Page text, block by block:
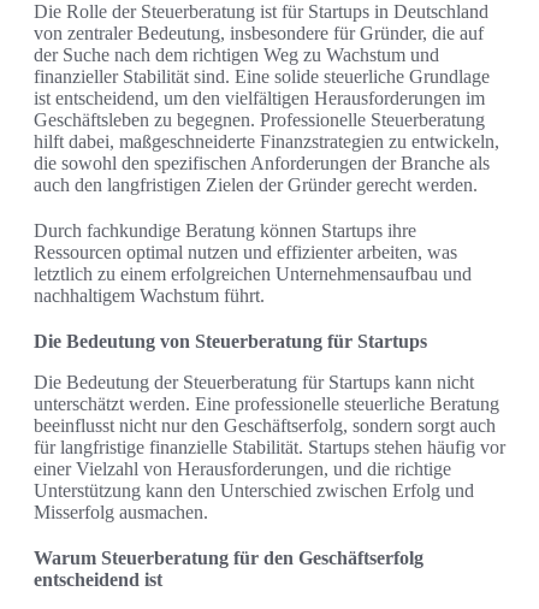
Die Rolle der Steuerberatung ist für Startups in Deutschland
von zentraler Bedeutung, insbesondere für Gründer, die auf
der Suche nach dem richtigen Weg zu Wachstum und
finanzieller Stabilität sind. Eine solide steuerliche Grundlage
ist entscheidend, um den vielfältigen Herausforderungen im
Geschäftsleben zu begegnen. Professionelle Steuerberatung
hilft dabei, maßgeschneiderte Finanzstrategien zu entwickeln,
die sowohl den spezifischen Anforderungen der Branche als
auch den langfristigen Zielen der Gründer gerecht werden.
Durch fachkundige Beratung können Startups ihre
Ressourcen optimal nutzen und effizienter arbeiten, was
letztlich zu einem erfolgreichen Unternehmensaufbau und
nachhaltigem Wachstum führt.
Die Bedeutung von Steuerberatung für Startups
Die Bedeutung der Steuerberatung für Startups kann nicht
unterschätzt werden. Eine professionelle steuerliche Beratung
beeinflusst nicht nur den Geschäftserfolg, sondern sorgt auch
für langfristige finanzielle Stabilität. Startups stehen häufig vor
einer Vielzahl von Herausforderungen, und die richtige
Unterstützung kann den Unterschied zwischen Erfolg und
Misserfolg ausmachen.
Warum Steuerberatung für den Geschäftserfolg
entscheidend ist